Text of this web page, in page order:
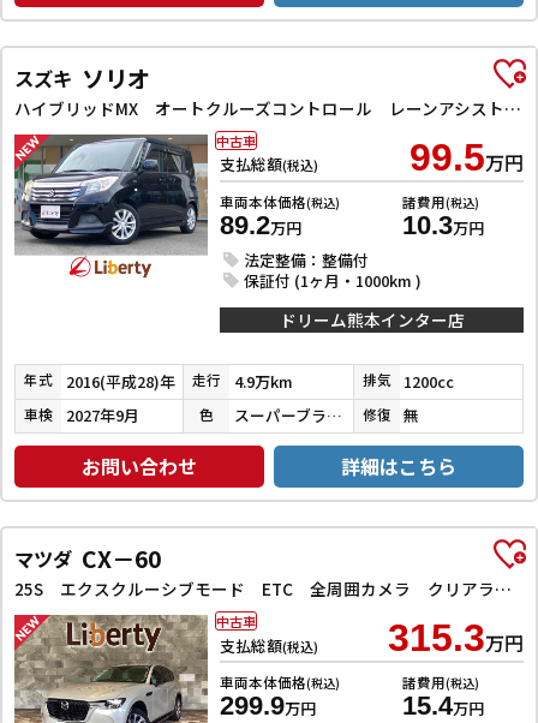
スズキ ソリオ
ハイブリッドMX オートクルーズコントロール レーンアシスト 衝突被害軽減システム 両側スライド・片側電動 スマートキー アイドリングストップ 電動格納ミラー シートヒーター ウォークスルー CVT アルミホイール
支払総額(税込) 99.5万円
車両本体価格(税込)
89.2万円
諸費用(税込)
10.3万円
法定整備：整備付
保証付 (1ヶ月・1000km )
中古車
ドリーム熊本インター店
年式 2016(平成28)年 走行 4.9万km 排気 1200cc
車検 2027年9月 色 スーパーブラックパール 修復 無
お問い合わせ 詳細はこちら
マツダ CX－60
25S エクスクルーシブモード ETC 全周囲カメラ クリアランスソナー オートクルーズコントロール レーンアシスト パワーシート 衝突被害軽減システム サンルーフ TV オートマチックハイビーム オートライト 電動リアゲート
支払総額(税込) 315.3万円
車両本体価格(税込)
299.9万円
諸費用(税込)
15.4万円
中古車